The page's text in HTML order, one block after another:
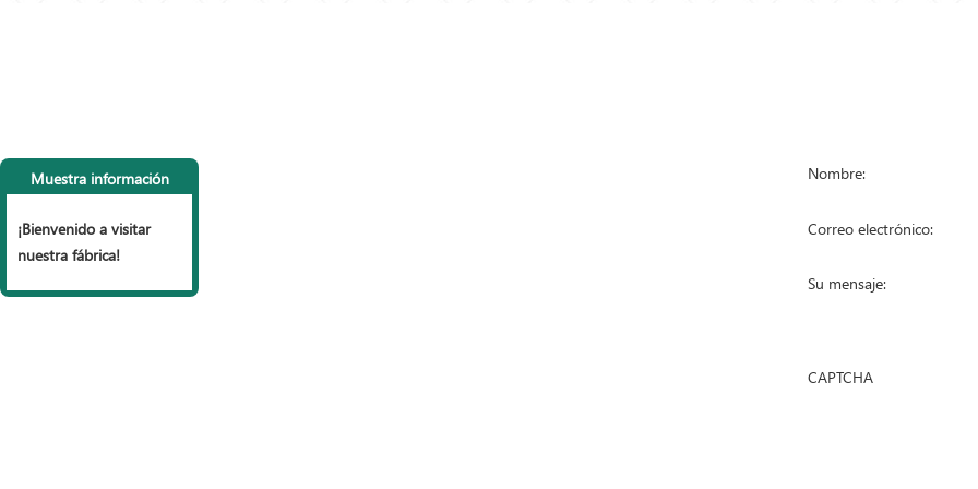
Tel: +86 153 6990 9785
Fax: +86 318 7977 965
Correo electrónico:
Muestra información
¡Bienvenido a visitar
nuestra fábrica!